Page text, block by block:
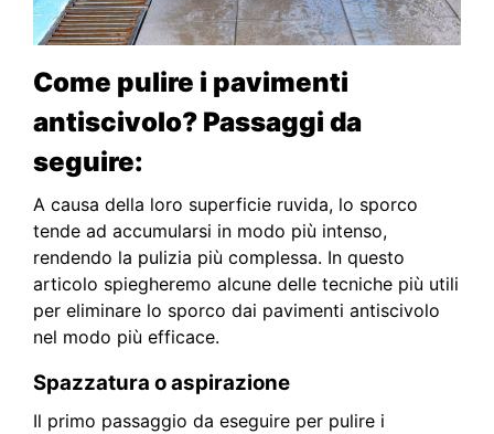
Come pulire i pavimenti
antiscivolo? Passaggi da
seguire:
A causa della loro superficie ruvida, lo sporco
tende ad accumularsi in modo più intenso,
rendendo la pulizia più complessa. In questo
articolo spiegheremo alcune delle tecniche più utili
per eliminare lo sporco dai pavimenti antiscivolo
nel modo più efficace.
Spazzatura o aspirazione
Il primo passaggio da eseguire per pulire i